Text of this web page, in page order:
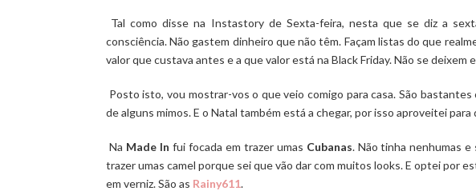
Tal como disse na Instastory de Sexta-feira, nesta que se diz a
consciência. Não gastem dinheiro que não têm. Façam listas do que
valor que custava antes e a que valor está na Black Friday. Não se deixem
Posto isto, vou mostrar-vos o que veio comigo para casa. São
de alguns mimos. E o Natal também está a chegar, por isso aproveitei
Na Made In fui focada em trazer umas Cubanas. Não tinha nenhumas
trazer umas camel porque sei que vão dar com muitos looks. E optei por
em verniz. São as Rainy611.